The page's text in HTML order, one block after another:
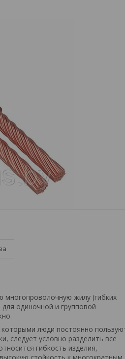
многопроволочную жилу (гибких
одиночной и групповой
люди постоянно
следует условно разделить все
гибкость изделия,
стойкость к многократным